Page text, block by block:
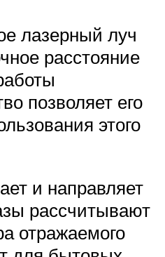
лазерный луч
расстояние
позволяет его
этого
и направляет
рассчитывают
отражаемого